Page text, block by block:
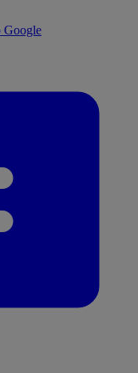
Google